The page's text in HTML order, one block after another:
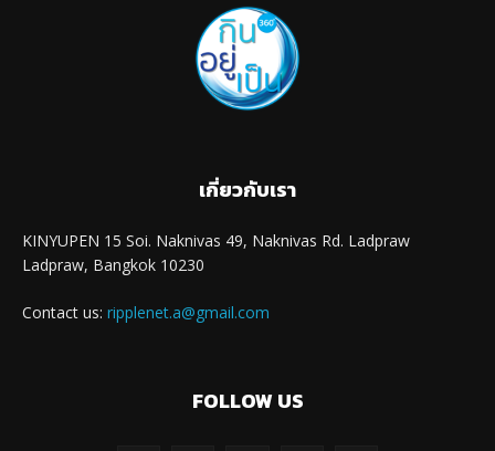
เกี่ยวกับเรา
KINYUPEN 15 Soi. Naknivas 49, Naknivas Rd. Ladpraw
Ladpraw, Bangkok 10230
Contact us: ripplenet.a@gmail.com
FOLLOW US